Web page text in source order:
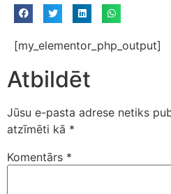
[my_elementor_php_output]
Atbildēt
Jūsu e-pasta adrese netiks
atzīmēti kā *
Komentārs *